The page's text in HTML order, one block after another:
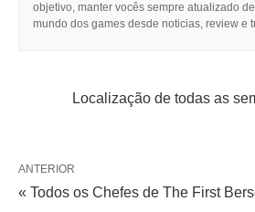
objetivo, manter vocês sempre atualizado
mundo dos games desde noticias, review e
Localização de todas as
ANTERIOR
« Todos os Chefes de The First